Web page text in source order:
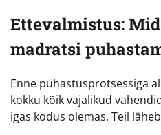
Ettevalmistus:
madratsi
Enne puhastusprotsessiga
kokku kõik vajalikud
igas kodus olemas. Teil